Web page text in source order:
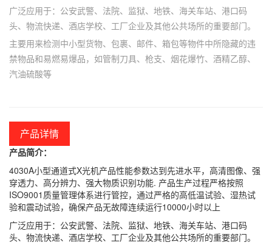
广泛应用于：公安武警、法院、监狱、地铁、海关车站、港口码
头、物流快递、酒店学校、工厂企业及其他公共场所的重要部门。
主要用来检测中小型货物、包裹、邮件、箱包等物件中所隐藏的违
禁物品和易燃易爆品，如管制刀具、枪支、烟花爆竹、酒精乙醇、
汽油硫酸等
产品详情
产品简介：
4030A小型通道式X光机产品性能参数达到先进水平，高清图像、强
穿透力、高分辨力、强大物质识别功能. 产品生产过程严格按照
ISO9001质量管理体系进行管控，通过严格的高低温试验、湿热试
验和震动试验，确保产品无故障连续运行10000小时以上
广泛应用于：公安武警、法院、监狱、地铁、海关车站、港口码
头、物流快递、酒店学校、工厂企业及其他公共场所的重要部门。